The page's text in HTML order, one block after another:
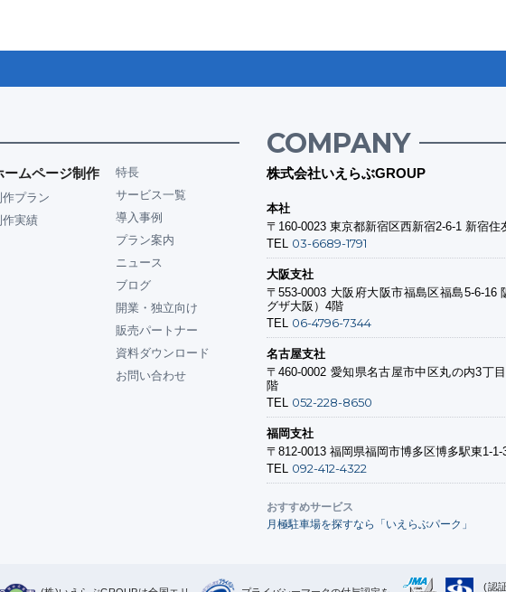
ームページ制作
作プラン
作実績
特長
サービス一覧
導入事例
プラン案内
ニュース
ブログ
開業・独立向け
販売パートナー
資料ダウンロード
お問い合わせ
COMPANY
株式会社いえらぶGROUP
本社
〒160-0023 東京都新宿区西新宿2-6-1 新宿住
TEL 03-6689-1791
大阪支社
〒553-0003 大阪府大阪市福島区福島5-6-16
グザ大阪）4階
TEL 06-4796-7344
名古屋支社
〒460-0002 愛知県名古屋市中区丸の内3丁
階
TEL 052-228-8650
福岡支社
〒812-0013 福岡県福岡市博多区博多駅東1-
TEL 092-412-4322
おすすめサービス
月極駐車場を探すなら「いえらぶパーク」
(認